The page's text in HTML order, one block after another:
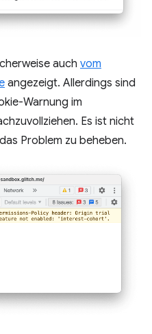
auch vom
angezeigt. Allerdings sind
Warnung im
Es ist nicht
Problem zu beheben.